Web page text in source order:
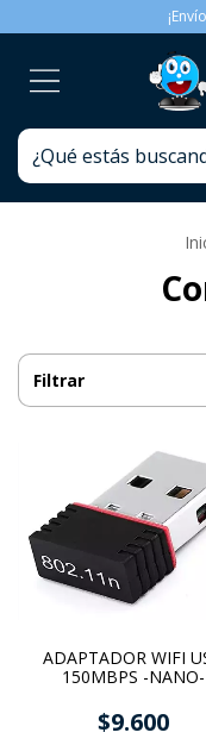
Filtrar
ADAPTADOR WIFI
150MBPS -NANO-
$9.600